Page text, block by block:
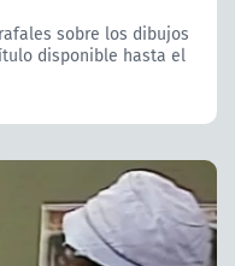
sobre los dibujos
disponible hasta el